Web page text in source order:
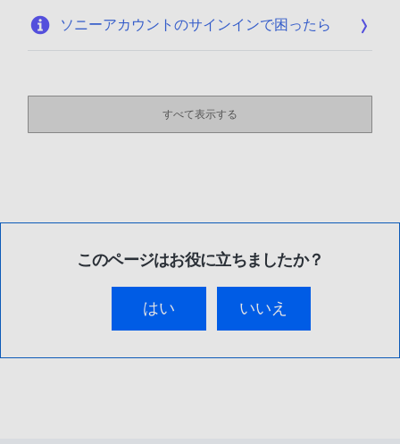
ソニーアカウントのサインインで困ったら
すべて表示する
このページはお役に立ちましたか？
はい いいえ